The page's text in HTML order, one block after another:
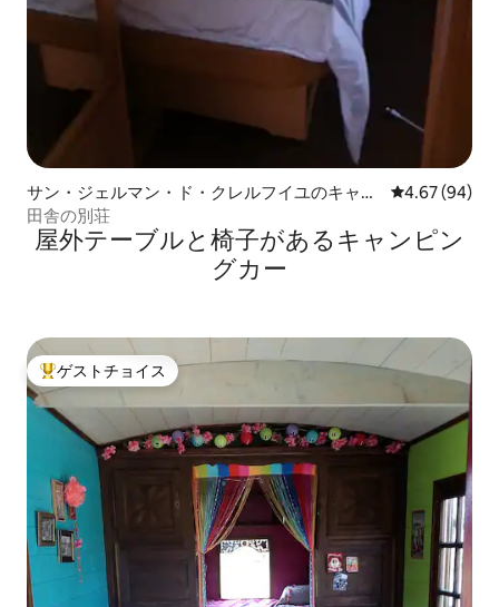
サン・ジェルマン・ド・クレルフイユのキャン
ピングカー・RV
レビュー94
4.67 (94)
田舎の別荘
屋外テーブルと椅子があるキャンピン
グカー
大好評のゲストチョイスです。
ゲストチョイス